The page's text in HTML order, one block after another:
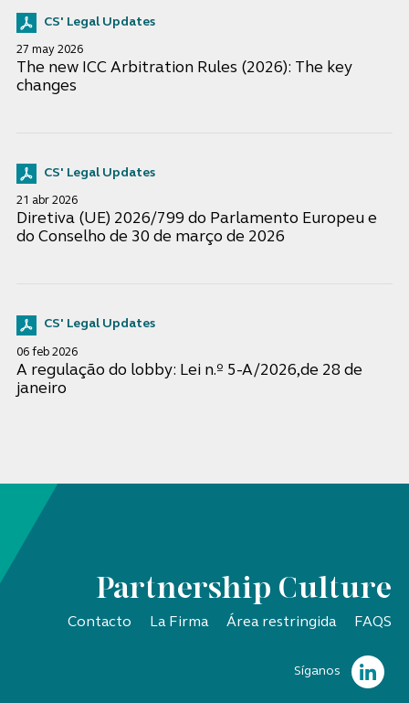
CS' Legal Updates
27 may 2026
The new ICC Arbitration Rules (2026): The key
changes
CS' Legal Updates
21 abr 2026
Diretiva (UE) 2026/799 do Parlamento Europeu e
do Conselho de 30 de março de 2026
CS' Legal Updates
06 feb 2026
A regulação do lobby: Lei n.º 5-A/2026,de 28 de
janeiro
Partnership Culture
Contacto La Firma Área restringida FAQS
Síganos